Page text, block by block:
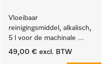
Vloeibaar
reinigingsmiddel, alkalisch,
5 l voor de machinale
behandeling van
49,00 € excl. BTW